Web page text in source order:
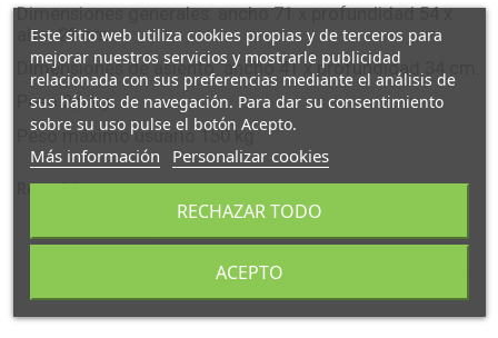
Dimensiones generales: ancho 71 x profundidad 54 x
alto. 23 cm.
Dimensiones de asiento: ancho 41 x profundidad 34 cm.
Peso 2,6 kg.
Peso máximo usuario 150 kg
Respaldo
Este sitio web utiliza cookies propias y de terceros para
mejorar nuestros servicios y mostrarle publicidad
relacionada con sus preferencias mediante el análisis de
sus hábitos de navegación. Para dar su consentimiento
sobre su uso pulse el botón Acepto.
Más información Personalizar cookies
RECHAZAR TODO
ACEPTO